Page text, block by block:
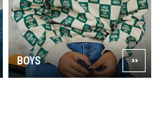
BOYS